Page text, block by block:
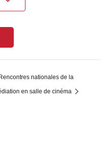
Rencontres nationales de la
en salle de cinéma